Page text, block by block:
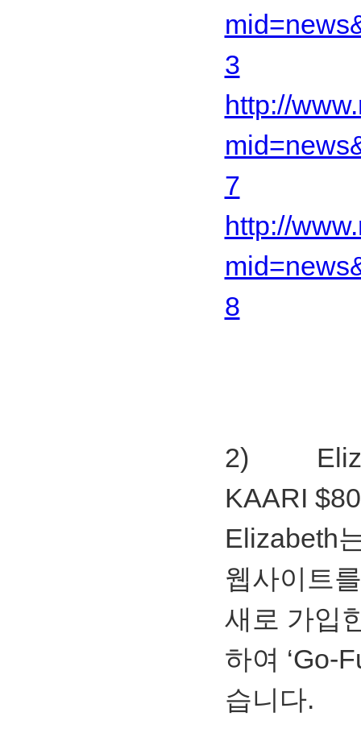
3
http://
7
http://
8
2)
KAARI
Elizabeth
웹사이트
새로 가입
하여 ‘Go-
습니다.